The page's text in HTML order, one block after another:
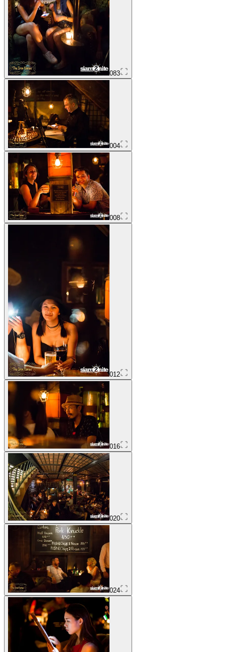
083
004
008
012
016
020
024